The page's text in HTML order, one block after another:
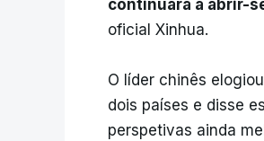
continuará a abrir-
oficial Xinhua.
O líder chinês
dois países e disse
perspetivas ainda